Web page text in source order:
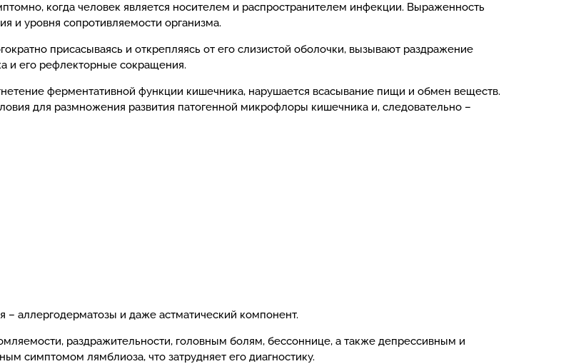
когда человек является носителем и распространителем инфекции. Выраженность
и уровня сопротивляемости организма.
присасываясь и открепляясь от его слизистой оболочки, вызывают раздражение
и его рефлекторные сокращения.
ферментативной функции кишечника, нарушается всасывание пищи и обмен веществ.
для размножения развития патогенной микрофлоры кишечника и, следовательно –
– аллергодерматозы и даже астматический компонент.
раздражительности, головным болям, бессоннице, а также депрессивным и
симптомом лямблиоза, что затрудняет его диагностику.